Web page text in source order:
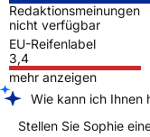
Redaktionsmeinungen
nicht verfügbar
EU-Reifenlabel
3,4
mehr anzeigen
Wie kann ich Ihnen
Stellen Sie Sophie